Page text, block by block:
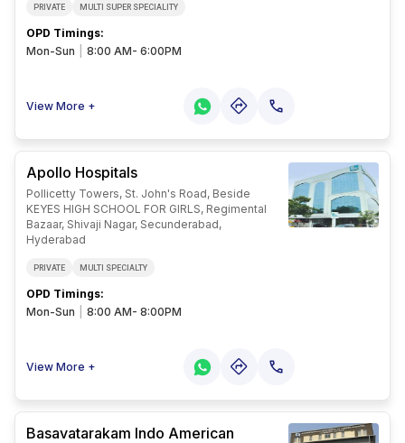
PRIVATE MULTI SUPER SPECIALITY
OPD Timings:
Mon-Sun
8:00 AM- 6:00PM
View More +
Apollo Hospitals
Pollicetty Towers, St. John's Road, Beside
KEYES HIGH SCHOOL FOR GIRLS, Regimental
Bazaar, Shivaji Nagar, Secunderabad,
Hyderabad
PRIVATE MULTI SPECIALTY
OPD Timings:
Mon-Sun
8:00 AM- 8:00PM
View More +
Basavatarakam Indo American